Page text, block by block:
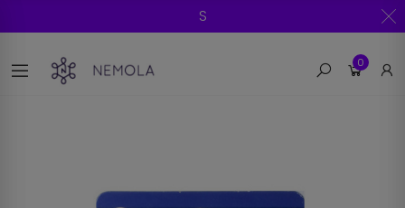
SPEDIZIONE G
0